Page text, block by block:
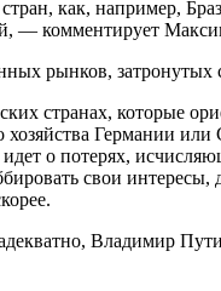
как, например,
— комментирует
рынков,
странах, которые
хозяйства Германии
о потерях,
свои
Владимир